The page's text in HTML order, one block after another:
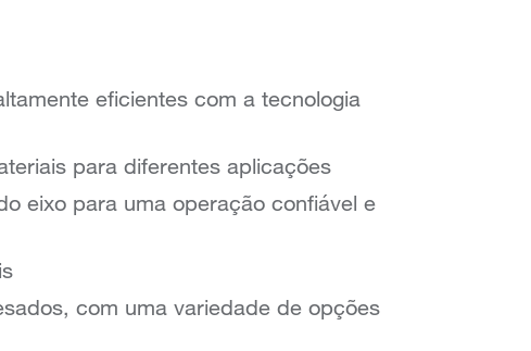
eficientes com a tecnologia
para diferentes aplicações
eixo para uma operação confiável e
com uma variedade de opções